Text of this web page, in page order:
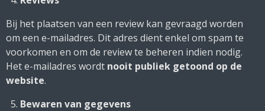
Bij het plaatsen van een review kan gevraagd worden
om een e-mailadres. Dit adres dient enkel om spam te
voorkomen en om de review te beheren indien nodig.
Het e-mailadres wordt nooit publiek getoond op de
website.
Bewaren van gegevens